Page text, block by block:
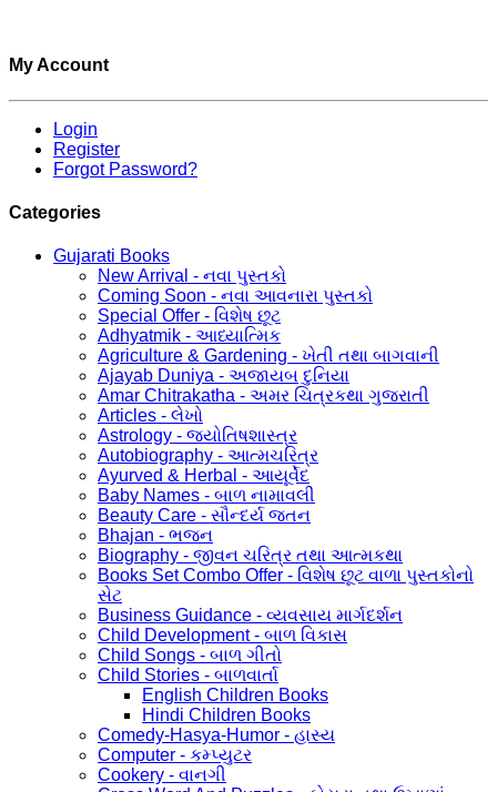
My Account
Login
Register
Forgot Password?
Categories
Gujarati Books
New Arrival - નવા પુસ્તકો
Coming Soon - નવા આવનારા પુસ્તકો
Special Offer - વિશેષ છૂટ
Adhyatmik - આધ્યાત્મિક
Agriculture & Gardening - ખેતી તથા બાગવાની
Ajayab Duniya - અજાયબ દુનિયા
Amar Chitrakatha - અમર ચિત્રકથા ગુજરાતી
Articles - લેખો
Astrology - જ્યોતિષશાસ્ત્ર
Autobiography - આત્મચરિત્ર
Ayurved & Herbal - આયૂર્વેદ
Baby Names - બાળ નામાવલી
Beauty Care - સૌન્દર્ય જતન
Bhajan - ભજન
Biography - જીવન ચરિત્ર તથા આત્મકથા
Books Set Combo Offer - વિશેષ છૂટ વાળા પુસ્તકોનો
સેટ
Business Guidance - વ્યવસાય માર્ગદર્શન
Child Development - બાળ વિકાસ
Child Songs - બાળ ગીતો
Child Stories - બાળવાર્તા
English Children Books
Hindi Children Books
Comedy-Hasya-Humor - હાસ્ય
Computer - કમ્પ્યુટર
Cookery - વાનગી